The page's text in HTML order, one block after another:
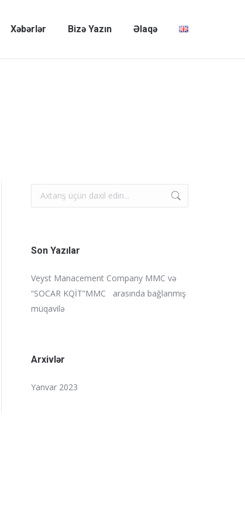
Xəbərlər Bizə Yazın Əlaqə
Search:
Son Yazılar
Veyst Manacement Company MMC və
“SOCAR KQİT”MMC arasında bağlanmış
müqavilə
Arxivlər
Yanvar 2023